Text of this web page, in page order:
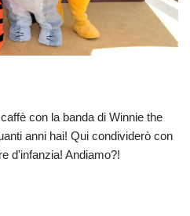
con la banda di Winnie the
anni hai! Qui condividerò con
d'infanzia! Andiamo?!